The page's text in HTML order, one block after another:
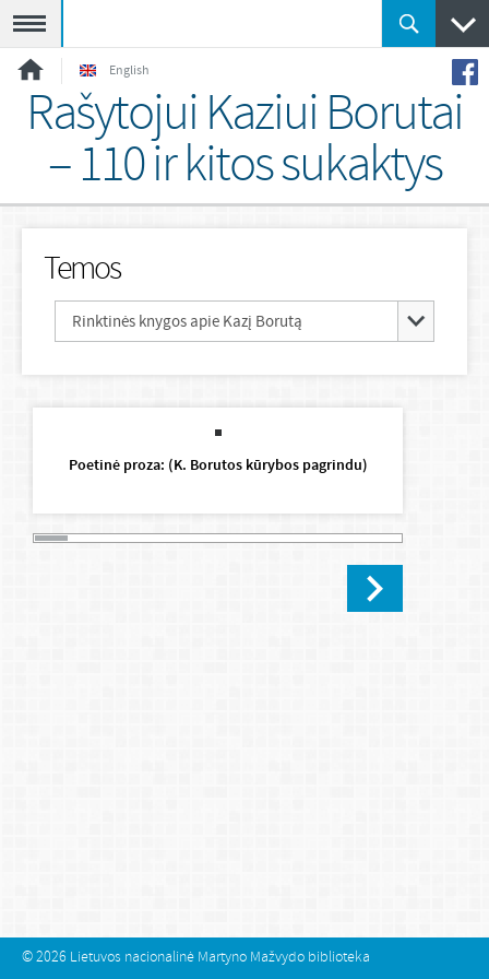
English
Rašytojui Kaziui Borutai
– 110 ir kitos sukaktys
Temos
Rinktinės knygos apie Kazį Borutą
Poetinė proza: (K. Borutos kūrybos pagrindu)
© 2026 Lietuvos nacionalinė Martyno Mažvydo biblioteka